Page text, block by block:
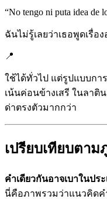
“No tengo ni puta idea de
ฉันไม่รู้เลยว่าเธอพูดเรื่อง
📍
ใช้ได้ทั่วไป แต่รูปแบบกา
เน้นค่อนข้างเสรี ในลาติ
ด่าตรงตัวมากกว่า
เปรียบเทียบตา
คำเดียวกันอาจเบาในปร
นี่คือภาพรวมว่าแนวคิดค